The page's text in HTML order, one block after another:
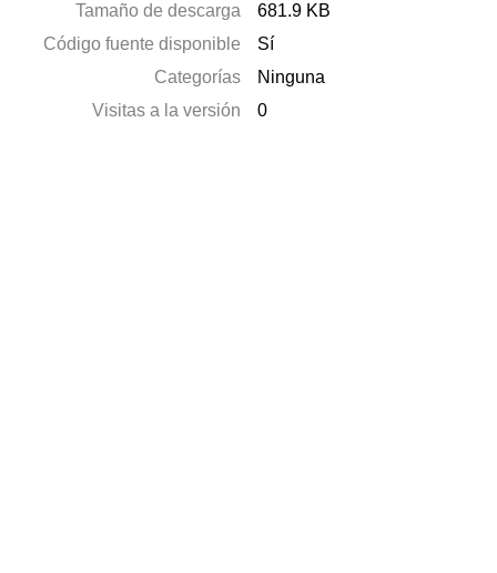
Tamaño de descarga
681.9 KB
Código fuente disponible
Sí
Categorías
Ninguna
Visitas a la versión
0